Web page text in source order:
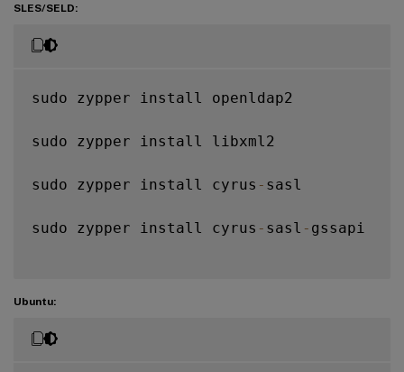
SLES/SELD:
sudo zypper install openldap2
sudo zypper install libxml2
sudo zypper install cyrus - sasl
sudo zypper install cyrus - sasl - gssapi
Ubuntu: